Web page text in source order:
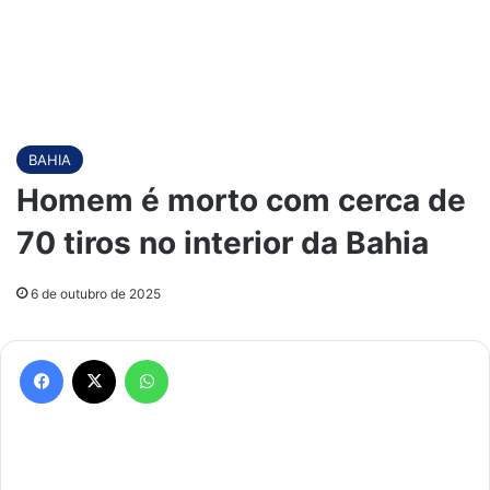
BAHIA
Homem é morto com cerca de
70 tiros no interior da Bahia
6 de outubro de 2025
Facebook